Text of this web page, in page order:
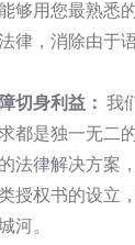
够用您最熟悉
律，消除由于
切身利益： 我
都是独一无二
法律解决方案
授权书的设立
河。